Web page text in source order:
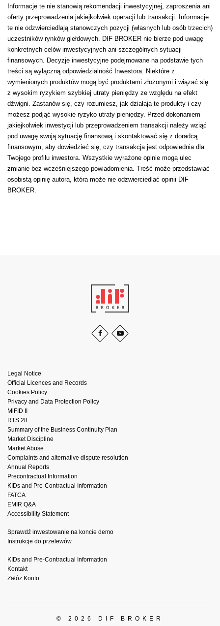
Informacje te nie stanowią rekomendacji inwestycyjnej, zaproszenia ani
oferty przeprowadzenia jakiejkolwiek operacji lub transakcji. Informacje
te nie odzwierciedlają stanowczych pozycji (własnych lub osób trzecich)
uczestników rynków giełdowych. DIF BROKER nie bierze pod uwagę
konkretnych celów inwestycyjnych ani szczególnych sytuacji
finansowych. Decyzje inwestycyjne podejmowane na podstawie tych
treści są wyłączną odpowiedzialność Inwestora. Niektóre z
wymienionych produktów mogą być produktami złożonymi i wiązać się
z wysokim ryzykiem szybkiej utraty pieniędzy ze względu na efekt
dźwigni. Zastanów się, czy rozumiesz, jak działają te produkty i czy
możesz podjąć wysokie ryzyko utraty pieniędzy. Przed dokonaniem
jakiejkolwiek inwestycji lub przeprowadzeniem transakcji należy wziąć
pod uwagę swoją sytuację finansową i skontaktować się z doradcą
finansowym, aby dowiedzieć się, czy transakcja jest odpowiednia dla
Twojego profilu inwestora. Wszystkie wyrażone opinie mogą ulec
zmianie bez wcześniejszego powiadomienia. Treść może przedstawiać
osobistą opinię autora, która może nie odzwierciedlać opinii DIF
BROKER.
Legal Notice
Official Licences and Records
Cookies Policy
Privacy and Data Protection Policy
MiFID II
RTS 28
Summary of the Business Continuity Plan
Market Discipline
Market Abuse
Complaints and alternative dispute resolution
Annual Reports
Precontractual Information
KIDs and Pre-Contractual Information
FATCA
EMIR Q&A
Accessibility Statement
Sprawdź inwestowanie na koncie demo
Instrukcje do przelewów
KIDs and Pre-Contractual Information
Kontakt
Załóż Konto
© 2026 DIF BROKER